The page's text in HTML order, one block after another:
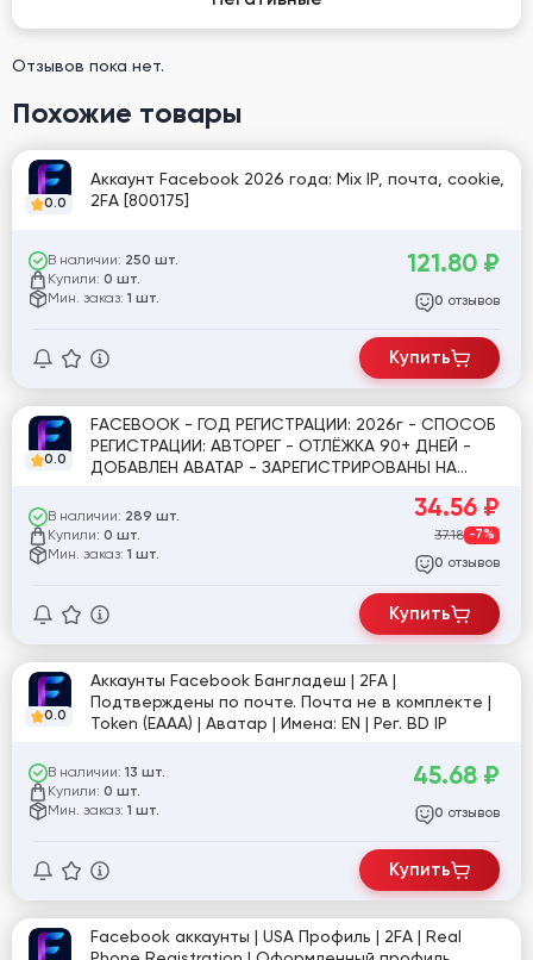
Отзывов пока нет.
Похожие товары
0.0
Аккаунт Facebook 2026 года: Mix IP, почта, cookie,
2FA [800175]
В наличии: 250 шт.
Купили: 0 шт.
Мин. заказ: 1 шт.
121.80 ₽
0 отзывов
Купить
0.0
FACEBOOK - ГОД РЕГИСТРАЦИИ: 2026г - СПОСОБ
РЕГИСТРАЦИИ: АВТОРЕГ - ОТЛЁЖКА 90+ ДНЕЙ -
ДОБАВЛЕН АВАТАР - ЗАРЕГИСТРИРОВАНЫ НА
В наличии: 289 шт.
Купили: 0 шт.
Мин. заказ: 1 шт.
34.56 ₽
37.18 -7%
0 отзывов
Купить
0.0
Аккаунты Facebook Бангладеш | 2FA |
Подтверждены по почте. Почта не в комплекте |
Token (EAAA) | Аватар | Имена: EN | Рег. BD IP
В наличии: 13 шт.
Купили: 0 шт.
Мин. заказ: 1 шт.
45.68 ₽
0 отзывов
Купить
Facebook аккаунты | USA Профиль | 2FA | Real